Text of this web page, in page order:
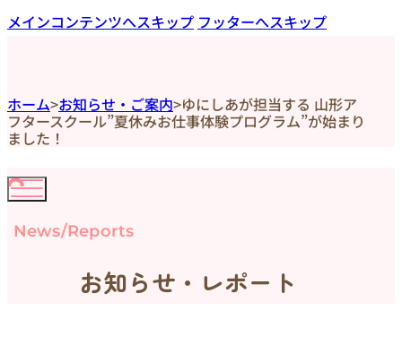
メインコンテンツへスキップ フッターへスキップ
ホーム>お知らせ・ご案内>ゆにしあが担当する 山形ア
フタースクール”夏休みお仕事体験プログラム”が始まり
ました！
News/Reports
お知らせ・レポート